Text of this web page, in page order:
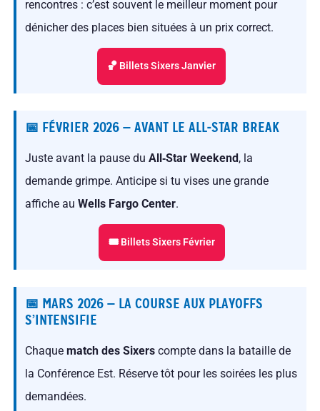
rencontres : c’est souvent le meilleur moment pour
dénicher des places bien situées à un prix correct.
🏀 Billets Sixers Janvier
📅 FÉVRIER 2026 — AVANT LE ALL‑STAR BREAK
Juste avant la pause du All‑Star Weekend, la
demande grimpe. Anticipe si tu vises une grande
affiche au Wells Fargo Center.
🎟 Billets Sixers Février
📅 MARS 2026 — LA COURSE AUX PLAYOFFS
S’INTENSIFIE
Chaque match des Sixerscompte dans la bataille de
la Conférence Est. Réserve tôt pour les soirées les plus
demandées.